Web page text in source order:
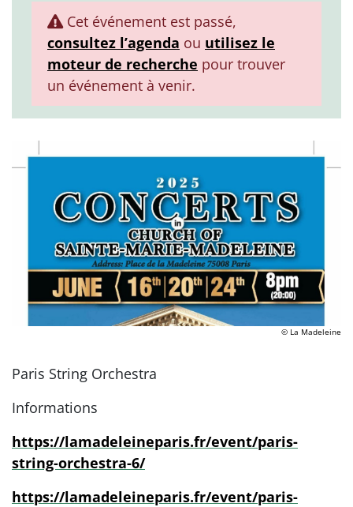
Cet événement est passé,
consultez l’agenda ou utilisez le
moteur de recherche pour trouver
un événement à venir.
© La Madeleine
Paris String Orchestra
Informations
https://lamadeleineparis.fr/event/paris-
string-orchestra-6/
https://lamadeleineparis.fr/event/paris-